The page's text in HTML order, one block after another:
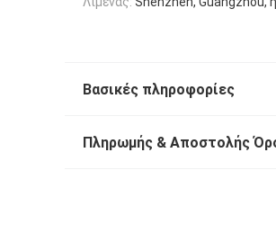
Βασικές πληροφορίες
Πληρωμής & Αποστολής